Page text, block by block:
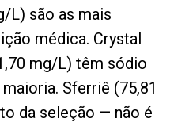
L) são as mais
médica. Crystal
mg/L) têm sódio
Sferriê (75,81
da seleção — não é